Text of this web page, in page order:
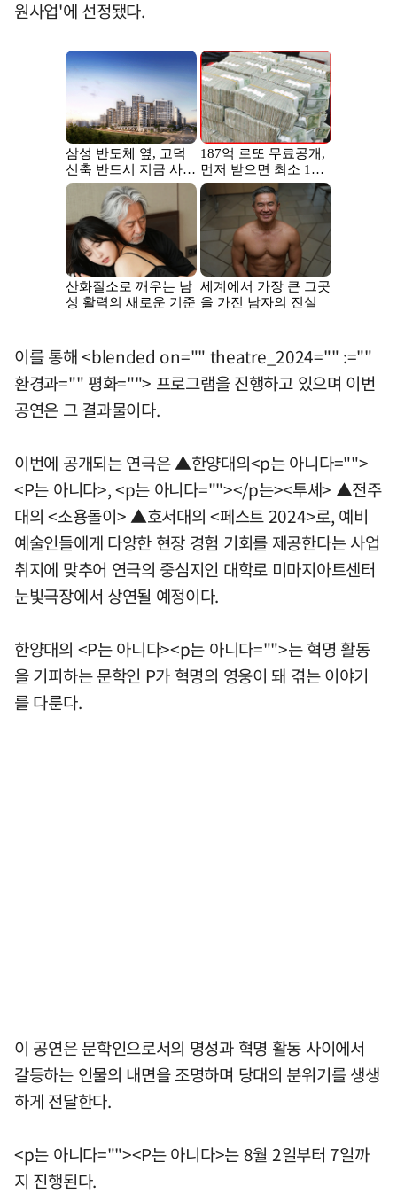
원사업'에 선정됐다.
이를 통해 <blended on="" theatre_2024="" :=""
환경과="" 평화=""> 프로그램을 진행하고 있으며 이번
공연은 그 결과물이다.
이번에 공개되는 연극은 ▲한양대의<p는 아니다="">
<P는 아니다>, <p는 아니다=""></p는><투셰> ▲전주
대의 <소용돌이> ▲호서대의 <페스트 2024>로, 예비
예술인들에게 다양한 현장 경험 기회를 제공한다는 사업
취지에 맞추어 연극의 중심지인 대학로 미마지아트센터
눈빛극장에서 상연될 예정이다.
한양대의 <P는 아니다><p는 아니다="">는 혁명 활동
을 기피하는 문학인 P가 혁명의 영웅이 돼 겪는 이야기
를 다룬다.
이 공연은 문학인으로서의 명성과 혁명 활동 사이에서
갈등하는 인물의 내면을 조명하며 당대의 분위기를 생생
하게 전달한다.
<p는 아니다=""><P는 아니다>는 8월 2일부터 7일까
지 진행된다.